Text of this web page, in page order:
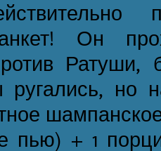
Он
ругались, но
пью) + 1